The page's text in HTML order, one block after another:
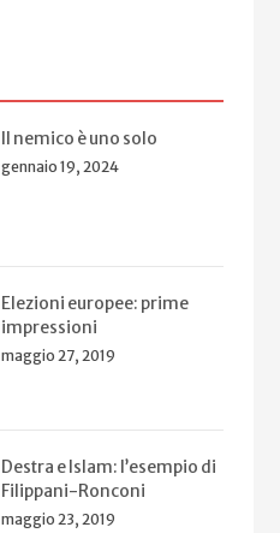
Il nemico è uno solo
gennaio 19, 2024
Elezioni europee: prime
impressioni
maggio 27, 2019
Destra e Islam: l’esempio di
Filippani-Ronconi
maggio 23, 2019